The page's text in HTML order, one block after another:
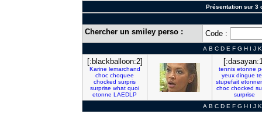
Présentation sur 3
Chercher un smiley perso : Code :
A B C D E F G H I J K
[:blackballoon:2]
Karine lemarchand
choc choquee
chocked surpris
surprise what quoi
etonne LAEDLP
tennis etonne
yeux dingue
stupefait
choc chocked
surprise
A B C D E F G H I J K